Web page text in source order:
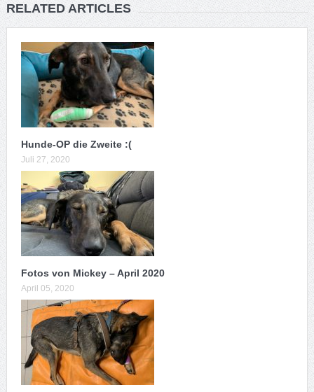
RELATED ARTICLES
Hunde-OP die Zweite :(
Juli 27, 2020
Fotos von Mickey – April 2020
April 05, 2020